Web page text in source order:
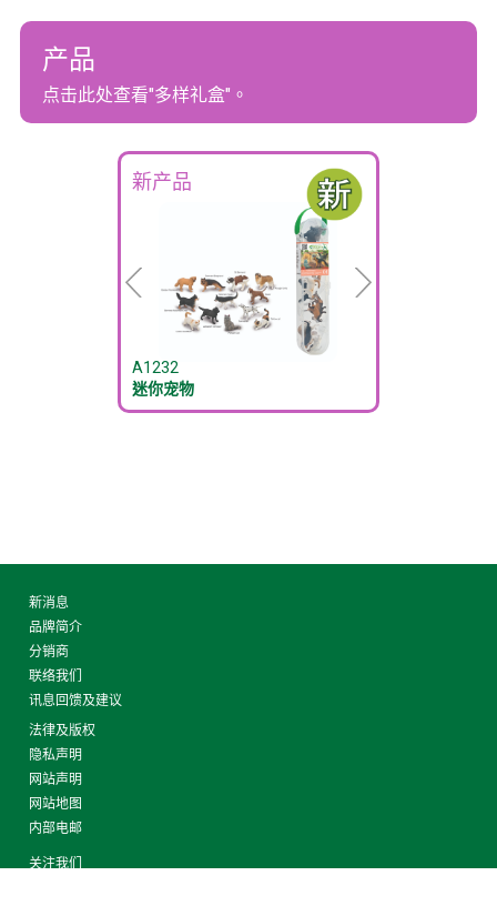
产品
点击此处查看"多样礼盒"。
新产品
A1232
迷你宠物
新消息
品牌简介
分销商
联络我们
讯息回馈及建议
法律及版权
隐私声明
网站声明
网站地图
内部电邮
关注我们